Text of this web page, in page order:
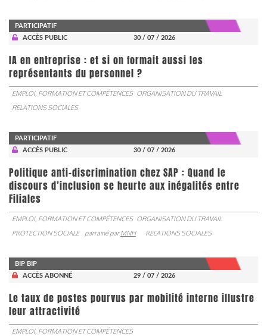
PARTICIPATIF
ACCÈS PUBLIC
30 / 07 / 2026
IA en entreprise : et si on formait aussi les
représentants du personnel ?
EMPLOI, FORMATION ET COMPÉTENCES ORGANISATION DU TRAVAIL
RELATIONS SOCIALES
PARTICIPATIF
ACCÈS PUBLIC
30 / 07 / 2026
Politique anti-discrimination chez SAP : Quand le
discours d’inclusion se heurte aux inégalités entre
Filiales
EMPLOI, FORMATION ET COMPÉTENCES ORGANISATION DU TRAVAIL
PROTECTION SOCIALE
parrainé parMNH RELATIONS SOCIALES
BIP BIP
ACCÈS ABONNÉ
29 / 07 / 2026
Le taux de postes pourvus par mobilité interne illustre
leur attractivité
EMPLOI, FORMATION ET COMPÉTENCES